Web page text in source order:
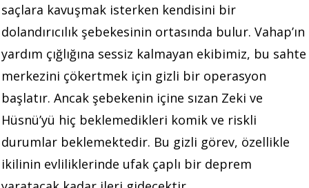
saçlara kavuşmak isterken kendisini bir
dolandırıcılık şebekesinin ortasında bulur. Vahap’ın
yardım çığlığına sessiz kalmayan ekibimiz, bu sahte
merkezini çökertmek için gizli bir operasyon
başlatır. Ancak şebekenin içine sızan Zeki ve
Hüsnü’yü hiç beklemedikleri komik ve riskli
durumlar beklemektedir. Bu gizli görev, özellikle
ikilinin evliliklerinde ufak çaplı bir deprem